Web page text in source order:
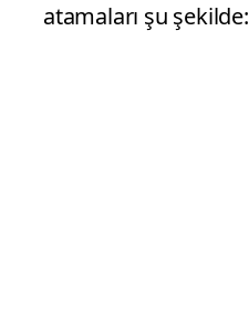
atamaları şu şekilde: